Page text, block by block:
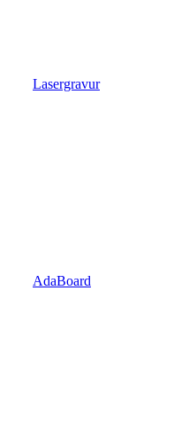
Lasergravur
AdaBoard